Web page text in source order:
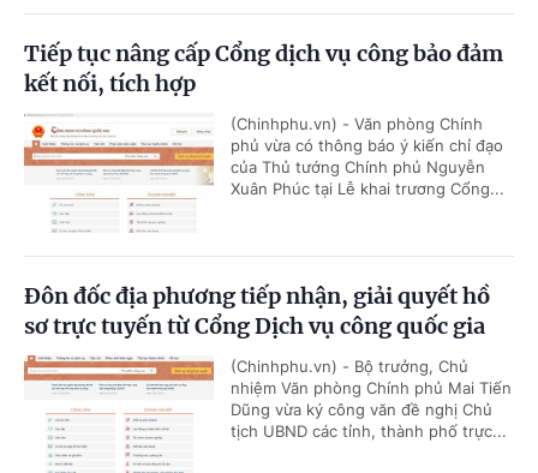
Tiếp tục nâng cấp Cổng dịch vụ công bảo đảm
kết nối, tích hợp
(Chinhphu.vn) - Văn phòng Chính
phủ vừa có thông báo ý kiến chỉ đạo
của Thủ tướng Chính phủ Nguyễn
Xuân Phúc tại Lễ khai trương Cổng...
Đôn đốc địa phương tiếp nhận, giải quyết hồ
sơ trực tuyến từ Cổng Dịch vụ công quốc gia
(Chinhphu.vn) - Bộ trưởng, Chủ
nhiệm Văn phòng Chính phủ Mai Tiến
Dũng vừa ký công văn đề nghị Chủ
tịch UBND các tỉnh, thành phố trực...